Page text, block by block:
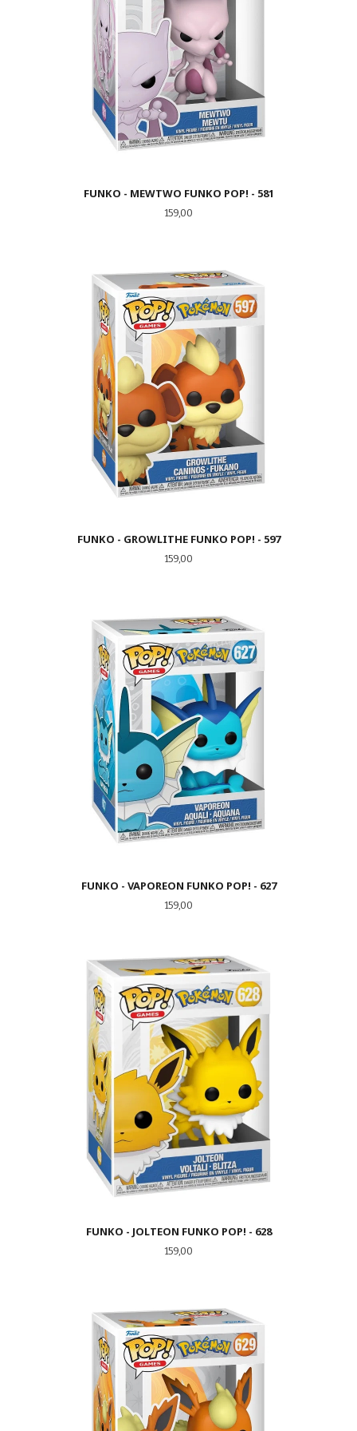
FUNKO - MEWTWO FUNKO POP! - 581
Pris
159,00
FUNKO - GROWLITHE FUNKO POP! - 597
Pris
159,00
FUNKO - VAPOREON FUNKO POP! - 627
Pris
159,00
FUNKO - JOLTEON FUNKO POP! - 628
Pris
159,00